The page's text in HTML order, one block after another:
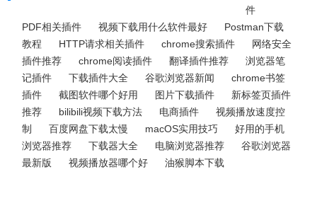
件
PDF相关插件
视频下载用什么软件最好
Postman下载
教程
HTTP请求相关插件 chrome搜索插件
网络安全
插件推荐
chrome阅读插件 翻译插件推荐
浏览器笔
记插件
下载插件大全 谷歌浏览器新闻
chrome书签
插件
截图软件哪个好用 图片下载插件
新标签页插件
推荐
bilibili视频下载方法 电商插件
视频播放速度控
制
百度网盘下载太慢 macOS实用技巧
好用的手机
浏览器推荐
下载器大全 电脑浏览器推荐
谷歌浏览器
最新版
视频播放器哪个好 油猴脚本下载